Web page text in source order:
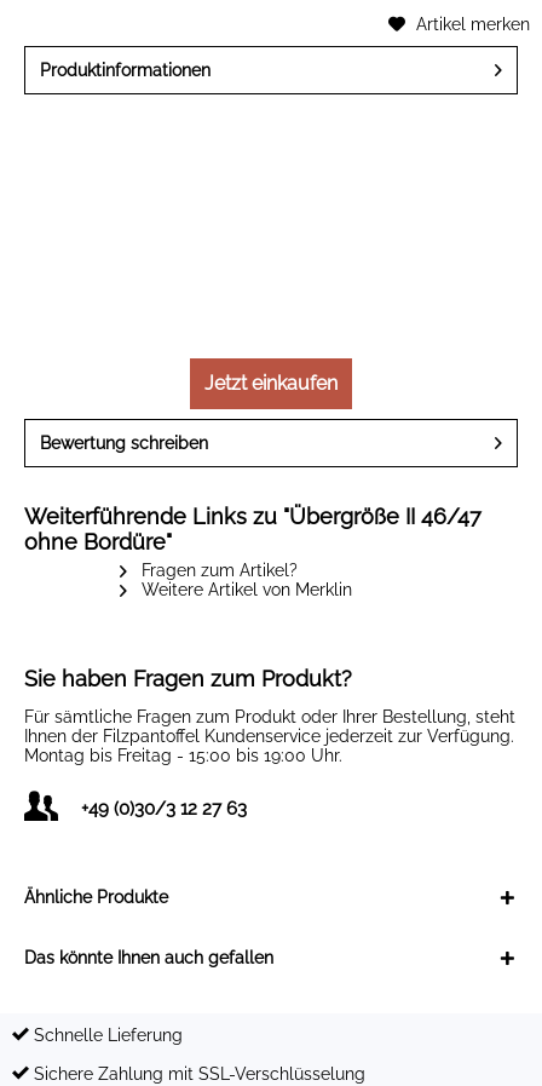
Artikel merken
Produktinformationen
Jetzt einkaufen
Bewertung schreiben
Weiterführende Links zu "Übergröße II 46/47
ohne Bordüre"
Fragen zum Artikel?
Weitere Artikel von Merklin
Sie haben Fragen zum Produkt?
Für sämtliche Fragen zum Produkt oder Ihrer Bestellung, steht
Ihnen der Filzpantoffel Kundenservice jederzeit zur Verfügung.
Montag bis Freitag - 15:00 bis 19:00 Uhr.
+49 (0)30/3 12 27 63
Ähnliche Produkte
Das könnte Ihnen auch gefallen
Schnelle Lieferung
Sichere Zahlung mit SSL-Verschlüsselung